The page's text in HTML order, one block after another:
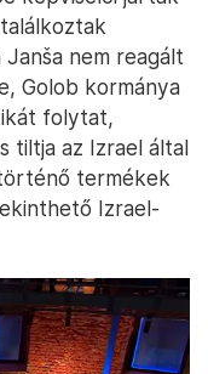
Janša nem reagált
Golob kormánya
folytat,
tiltja az Izrael által
termékek
Izrael-